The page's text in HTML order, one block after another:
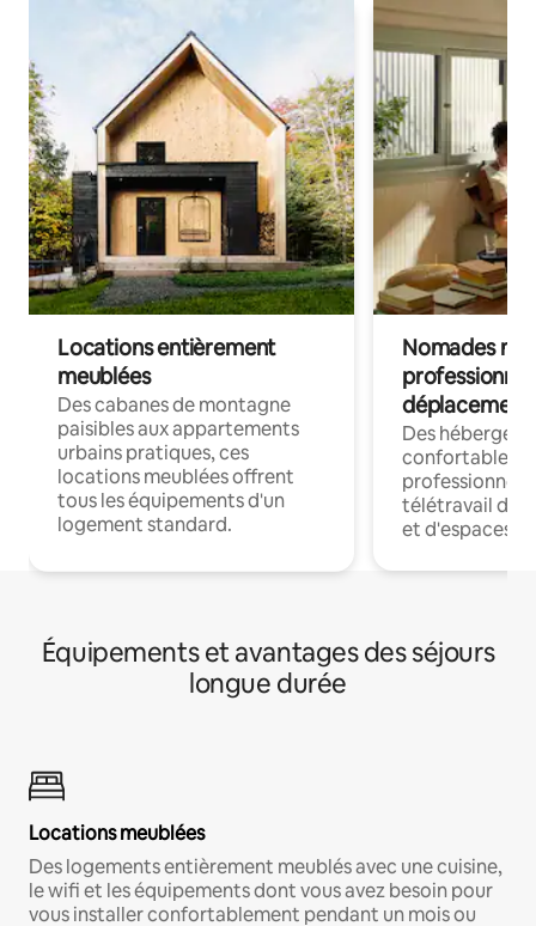
Locations entièrement
meublées
Des cabanes de montagne
paisibles aux appartements
urbains pratiques, ces
locations meublées offrent
tous les équipements d'un
logement standard.
Nomades
déplacement
Des
confortables
professionnels
télétravail
et d'espaces
Équipements et avantages des séjours
longue durée
Locations meublées
Des logements entièrement meublés avec une cuisine,
le wifi et les équipements dont vous avez besoin pour
vous installer confortablement pendant un mois ou